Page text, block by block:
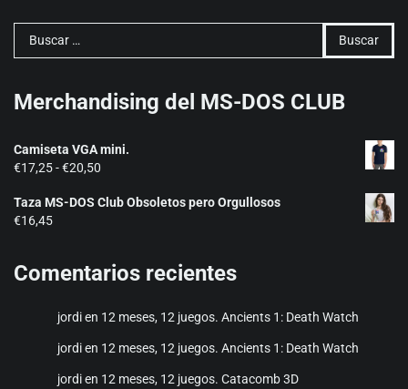
Buscar:
Merchandising del MS-DOS CLUB
Camiseta VGA mini.
€17,25-€20,50
precios:
€20,50
Taza MS-DOS Club Obsoletos pero Orgullosos
€16,45
Comentarios recientes
jordien 12 meses, 12 juegos. Ancients 1: Death Watch
jordien 12 meses, 12 juegos. Ancients 1: Death Watch
jordien 12 meses, 12 juegos. Catacomb 3D